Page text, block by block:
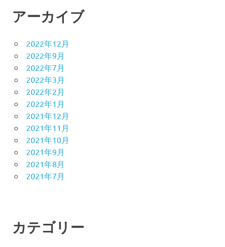
アーカイブ
2022年12月
2022年9月
2022年7月
2022年3月
2022年2月
2022年1月
2021年12月
2021年11月
2021年10月
2021年9月
2021年8月
2021年7月
カテゴリー